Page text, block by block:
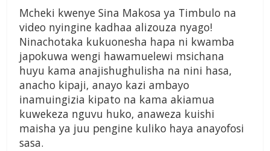
Mcheki kwenye Sina Makosa ya Timbulo na
video nyingine kadhaa alizouza nyago!
Ninachotaka kukuonesha hapa ni kwamba
japokuwa wengi hawamuelewi msichana
huyu kama anajishughulisha na nini hasa,
anacho kipaji, anayo kazi ambayo
inamuingizia kipato na kama akiamua
kuwekeza nguvu huko, anaweza kuishi
maisha ya juu pengine kuliko haya anayofosi
sasa.